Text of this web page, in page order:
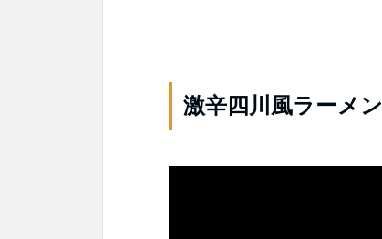
激辛四川風ラーメン